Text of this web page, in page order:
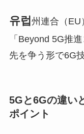
유럽 州連合（EU
「Beyond 5G推
先を争う形で6G
5Gと6Gの違い
ポイント